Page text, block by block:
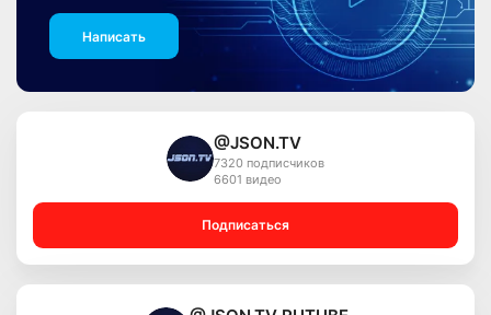
Написать
@JSON.TV
7320 подписчиков
6601 видео
Подписаться